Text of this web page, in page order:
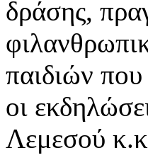
δράσης,
παιδιών
οι
Λεμεσού